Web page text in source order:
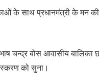
के साथ प्रधानमंत्री के मन
चन्द्र बोस आवासीय बालिका
को सुना।